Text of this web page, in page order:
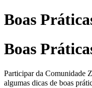
Boas
Boas
Participar da Comunidade
algumas dicas de boas